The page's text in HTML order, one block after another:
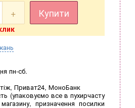
+ Купити
пн-сб.
Приват24, МоноБанк
(упаковуємо все в пухирчасту
призначення посилки